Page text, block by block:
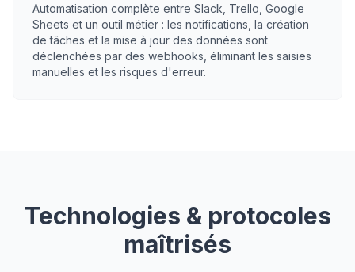
Automatisation complète entre Slack, Trello, Google
Sheets et un outil métier : les notifications, la création
de tâches et la mise à jour des données sont
déclenchées par des webhooks, éliminant les saisies
manuelles et les risques d'erreur.
Technologies & protocoles
maîtrisés